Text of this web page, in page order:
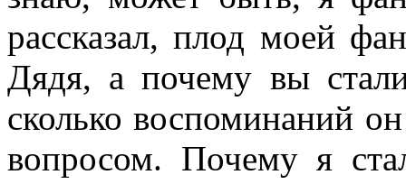
рассказал, плод моей
Дядя, а почему вы
сколько воспоминаний
вопро­сом. Почему я